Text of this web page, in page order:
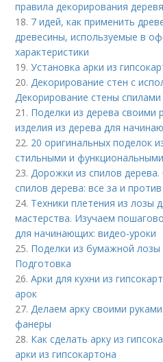
правила декорирования
18. 7 идей, как применить
древесины, используемые в
характеристики
19.Установка арки из
20.Декорирование стен с
Декорирование стены спилами
21. Поделки из дерева своими
изделия из дерева для
22. 20 оригинальных поделок
стильными и
23.Дорожки из спилов
спилов дерева: все за и против
24. Техники плетения из лозы
мастерства. Изучаем
для начинающих: видео-уроки
25. Поделки из бумажной
Подготовка
26.Арки для кухни из
арок
27.Делаем арку своими
фанеры
28. Как сделать арку из
арки из гипсокартона